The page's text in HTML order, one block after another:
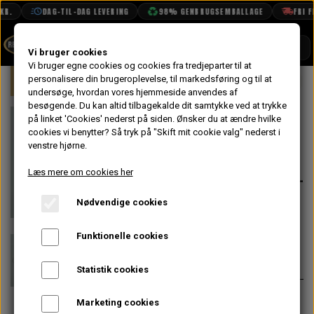
DAG-TIL-DAG LEVERING 98% GENBRUGSEMBALLAGE FRI
BOOK TID
PROJEKTER
TEKNISK DATA
VANDPOLERING
Forside Mini Undervogn & Styrtøj Bag
På lager
Gummi bøsning
Beslag, Bagbro -
Lille Type
20,00 kr.
Biler ->1976 brugte 8 x små
Vi bruger cookies
Vi bruger egne cookies og cookies fra tredjeparter til at
personalisere din brugeroplevelse, til markedsføring og til at
undersøge, hvordan vores hjemmeside anvendes af
besøgende. Du kan altid tilbagekalde dit samtykke ved at trykke
på linket 'Cookies' nederst på siden. Ønsker du at ændre hvilke
cookies vi benytter? Så tryk på "Skift mit cookie valg" nederst i
venstre hjørne.
Læs mere om cookies her
Nødvendige cookies
Funktionelle cookies
Statistik cookies
Marketing cookies